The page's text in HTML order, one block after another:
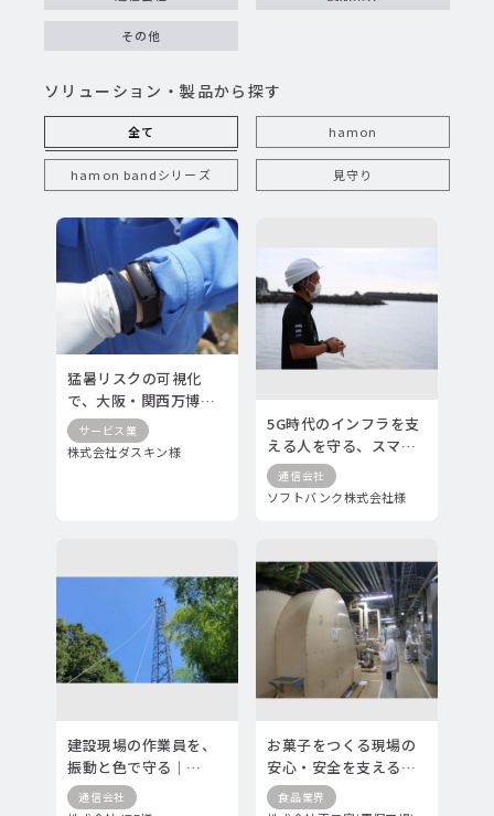
その他
ソリューション・製品から探す
全て hamon
hamon bandシリーズ 見守り
猛暑リスクの可視化
で、大阪・関西万博の
清掃スタッフの安全管
理を実現
サービス業
株式会社ダスキン様
5G時代のインフラを支
える人を守る、スマー
トウェア導入事例
通信会社
ソフトバンク株式会社様
建設現場の作業員を、
振動と色で守る｜
hamon band導入事例
通信会社
お菓子をつくる現場の
安心・安全を支える、
バイタル可視化スマー
トウェア導入事例
食品業界